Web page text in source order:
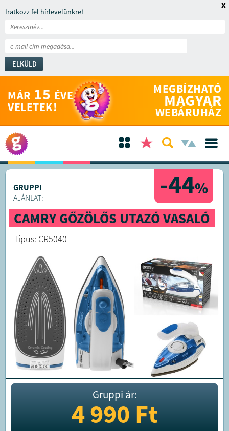
Iratkozz fel hírlevelünkre!
ELKÜLD
x
MÁR 15 ÉVE
VELETEK!
MEGBÍZHATÓ
MAGYAR
WEBÁRUHÁZ
-44%
GRUPPI
AJÁNLAT:
CAMRY GŐZÖLŐS UTAZÓ VASALÓ
Típus: CR5040
Gruppi ár:
4 990Ft